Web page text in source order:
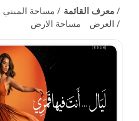
معرف القائمة مساحة المبني
العرض
مساحة الارض